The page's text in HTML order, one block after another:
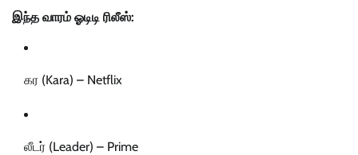
இந்த வாரம் ஓடிடி ரிலீஸ்:
கர (Kara) – Netflix
லீடர் (Leader) – Prime